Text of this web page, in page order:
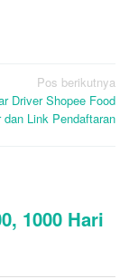
Pos berikutnya
Driver Shopee Food
dan Link Pendaftaran